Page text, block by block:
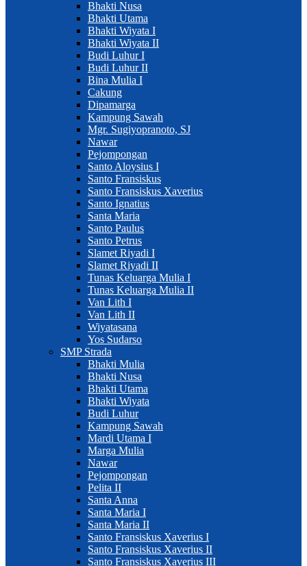
Bhakti Nusa
Bhakti Utama
Bhakti Wiyata I
Bhakti Wiyata II
Budi Luhur I
Budi Luhur II
Bina Mulia I
Cakung
Dipamarga
Kampung Sawah
Mgr. Sugiyopranoto, SJ
Nawar
Pejompongan
Santo Aloysius I
Santo Fransiskus
Santo Fransiskus Xaverius
Santo Ignatius
Santa Maria
Santo Paulus
Santo Petrus
Slamet Riyadi I
Slamet Riyadi II
Tunas Keluarga Mulia I
Tunas Keluarga Mulia II
Van Lith I
Van Lith II
Wiyatasana
Yos Sudarso
SMP Strada
Bhakti Mulia
Bhakti Nusa
Bhakti Utama
Bhakti Wiyata
Budi Luhur
Kampung Sawah
Mardi Utama I
Marga Mulia
Nawar
Pejompongan
Pelita II
Santa Anna
Santa Maria I
Santa Maria II
Santo Fransiskus Xaverius I
Santo Fransiskus Xaverius II
Santo Fransiskus Xaverius III